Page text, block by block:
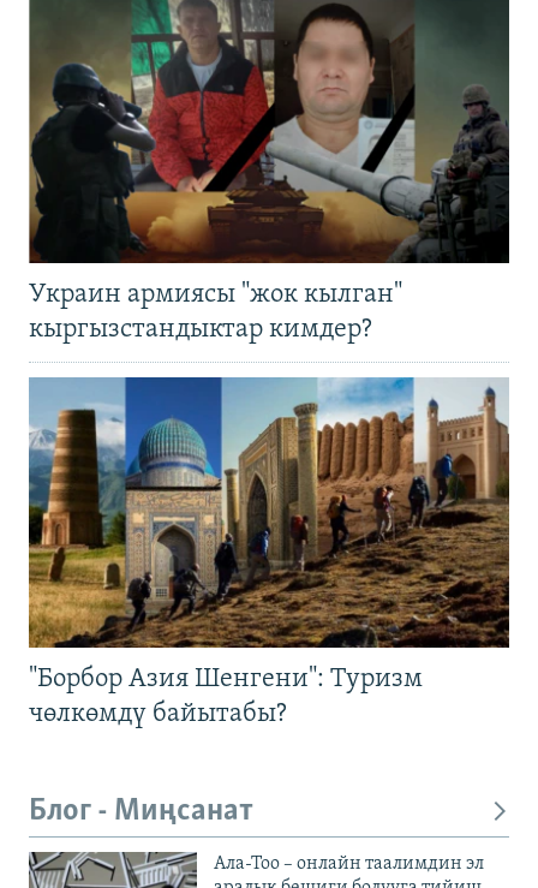
Украин армиясы "жок кылган"
кыргызстандыктар кимдер?
"Борбор Азия Шенгени": Туризм
чөлкөмдү байытабы?
Блог - Миңсанат
Ала-Тоо – онлайн таалимдин эл